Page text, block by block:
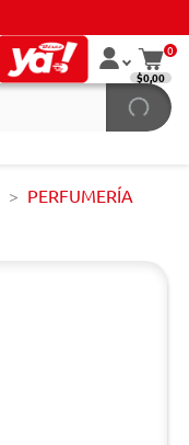
0
$0,00
PERFUMERÍA